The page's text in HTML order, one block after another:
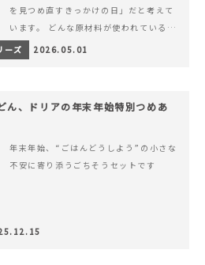
を見つめ直すきっかけの日」だと考えて
います。 どんな原材料が使われているの
か。 どのようにつくられているのか。&
hellip; 続きを読む 【6月10日（無添加
ーズ 2026.05.01
ん、ドリアの年末年始特別つめあ
年末年始、“ごはんどうしよう”の小さな
不安に寄り添うごちそうセットです